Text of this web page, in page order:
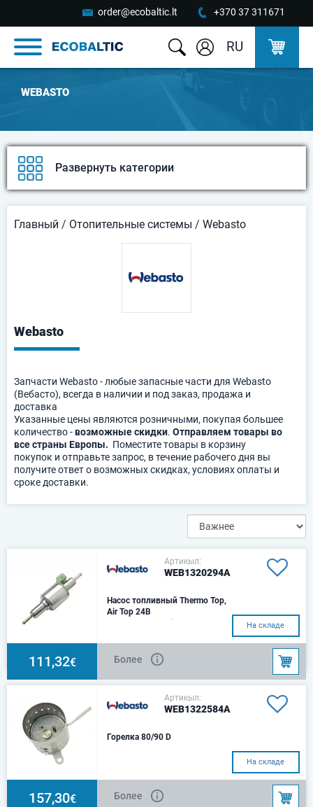
order@ecobaltic.lt +370 37 311671
RU
WEBASTO
Развернуть категории
Главный / Oтопительные системы / Webasto
Webasto
Запчасти Webasto - любые запасные части для Webasto
(Вебасто), всегда в наличии и под заказ, продажа и
доставка
Указанные цены являются розничными, покупая большее
количество -возможные скидки. Отправляем товары во
все страны Европы. Поместите товары в корзину
покупок и отправьте запрос, в течение рабочего дня вы
получите ответ о возможных скидках, условиях оплаты и
сроке доставки.
Артикыл:
WEB1320294A
Насос топливный Thermo Top,
Air Top 24В
Подходит для:Air Top 2000 /
5000 / 3500ST / 5000STAir Top
EVO3900 / EVO
На складе
111,32€ Более
Артикыл:
WEB1322584A
Горелка 80/90 D
На складе
157,30€ Более